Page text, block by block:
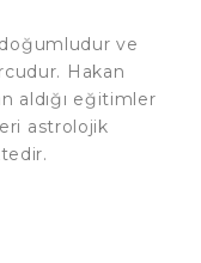
ve
Hakan
aldığı eğitimler
astrolojik